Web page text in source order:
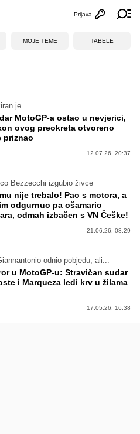
Otvori
Prijava
MOJE TEME TABELE
je
MotoGP-a ostao u nevjerici,
ovog preokreta otvoreno
priznao
12.07.26. 20:37
Bezzecchi izgubio živce
nije trebalo! Pao s motora, a
odgurnuo pa ošamario
odmah izbačen s VN Češke!
21.06.26. 08:29
odnio pobjedu, ali...
u MotoGP-u: Stravičan sudar
i Marqueza ledi krv u žilama
17.05.26. 16:38